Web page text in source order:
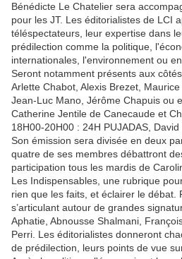
Bénédicte Le Chatelier sera
pour les JT. Les éditorialistes de LCI
téléspectateurs, leur expertise dans
prédilection comme la politique,
internationales, l'environnement ou
Seront notamment présents aux
Arlette Chabot, Alexis Brezet,
Jean-Luc Mano, Jérôme Chapuis ou
Catherine Jentile de Canecaude et
18H00-20H00 : 24H PUJADAS, David
Son émission sera divisée en deux
quatre de ses membres débattront
participation tous les mardis de
Les Indispensables, une rubrique
rien que les faits, et éclairer le débat.
s’articulant autour de grandes
Aphatie, Abnousse Shalmani,
Perri. Les éditorialistes donneront
de prédilection, leurs points de vue